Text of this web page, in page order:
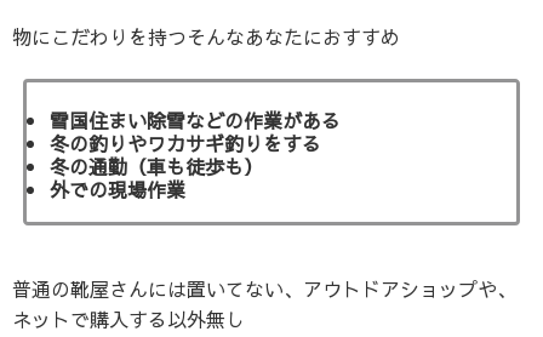
物にこだわりを持つそんなあなたにおすすめ
雪国住まい除雪などの作業がある
冬の釣りやワカサギ釣りをする
冬の通勤（車も徒歩も）
外での現場作業
普通の靴屋さんには置いてない、アウトドアショップや、
ネットで購入する以外無し